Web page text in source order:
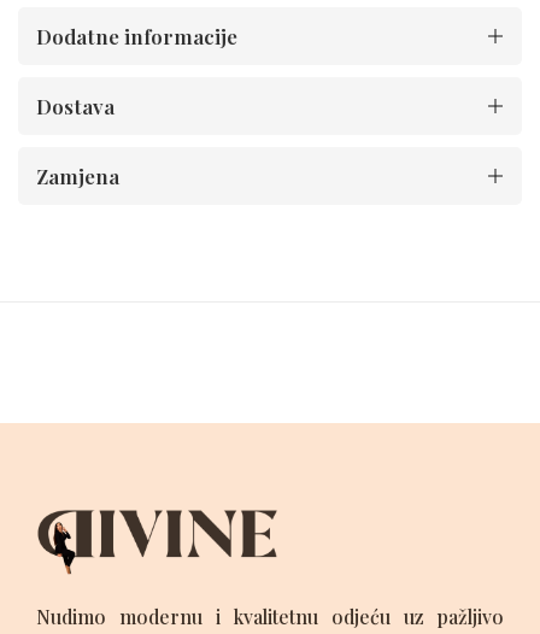
Dodatne informacije
Dostava
Zamjena
Nudimo modernu i kvalitetnu odjeću uz pažljivo